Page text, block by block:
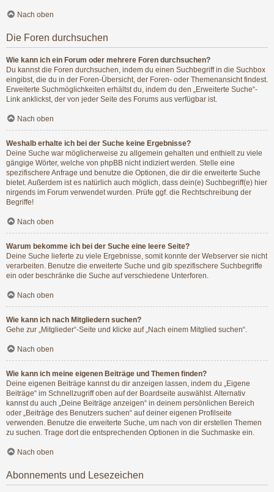
Nach oben
Die Foren durchsuchen
Wie kann ich ein Forum oder mehrere Foren durchsuchen?
Du kannst die Foren durchsuchen, indem du einen Suchbegriff in die Suchbox
eingibst, die du in der Foren-Übersicht, der Foren- oder Themenansicht findest.
Erweiterte Suchmöglichkeiten erhältst du, indem du den „Erweiterte Suche“-
Link anklickst, der von jeder Seite des Forums aus verfügbar ist.
Nach oben
Weshalb erhalte ich bei der Suche keine Ergebnisse?
Deine Suche war möglicherweise zu allgemein gehalten und enthielt zu viele
gängige Wörter, welche von phpBB nicht indiziert werden. Stelle eine
spezifischere Anfrage und benutze die Optionen, die dir die erweiterte Suche
bietet. Außerdem ist es natürlich auch möglich, dass dein(e) Suchbegriff(e) hier
nirgends im Forum verwendet wurden. Prüfe ggf. die Rechtschreibung der
Begriffe!
Nach oben
Warum bekomme ich bei der Suche eine leere Seite?
Deine Suche lieferte zu viele Ergebnisse, somit konnte der Webserver sie nicht
verarbeiten. Benutze die erweiterte Suche und gib spezifischere Suchbegriffe
ein oder beschränke die Suche auf verschiedene Unterforen.
Nach oben
Wie kann ich nach Mitgliedern suchen?
Gehe zur „Mitglieder“-Seite und klicke auf „Nach einem Mitglied suchen“.
Nach oben
Wie kann ich meine eigenen Beiträge und Themen finden?
Deine eigenen Beiträge kannst du dir anzeigen lassen, indem du „Eigene
Beiträge“ im Schnellzugriff oben auf der Boardseite auswählst. Alternativ
kannst du auch „Deine Beiträge anzeigen“ in deinem persönlichen Bereich
oder „Beiträge des Benutzers suchen“ auf deiner eigenen Profilseite
verwenden. Benutze die erweiterte Suche, um nach von dir erstellen Themen
zu suchen. Trage dort die entsprechenden Optionen in die Suchmaske ein.
Nach oben
Abonnements und Lesezeichen